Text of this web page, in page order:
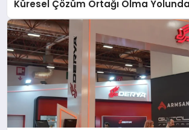
Küresel Çözüm Ortağı Olma